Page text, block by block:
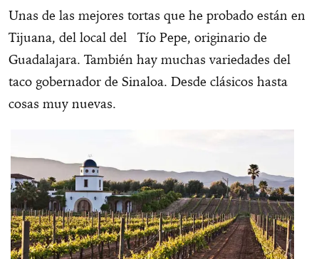
Unas de las mejores tortas que he probado están en
Tijuana, del local del Tío Pepe, originario de
Guadalajara. También hay muchas variedades del
taco gobernador de Sinaloa. Desde clásicos hasta
cosas muy nuevas.